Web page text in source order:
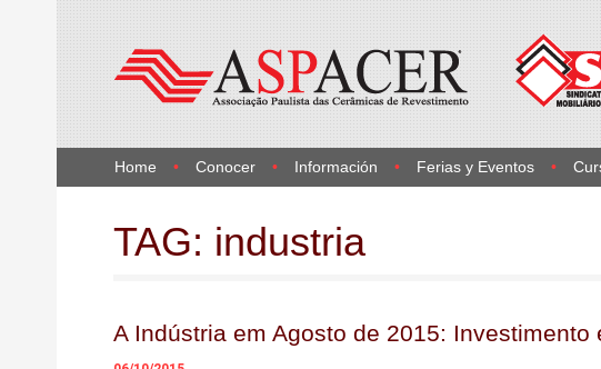
Home Conocer Información Ferias y Eventos
TAG: industria
A Indústria em Agosto de 2015: Investimento